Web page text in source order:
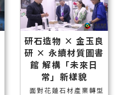
研石造物 × 金玉良
研 × 永續材質圖書
館 解構「未來日
常」新樣貌
面對花蓮石材產業轉型